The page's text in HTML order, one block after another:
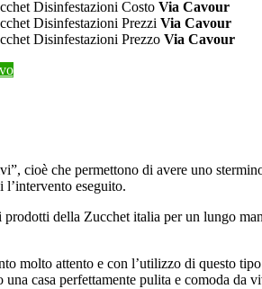
Disinfestazioni Costo Via Cavour
Disinfestazioni Prezzi Via Cavour
Disinfestazioni Prezzo Via Cavour
cioè che permettono di avere uno
eseguito.
della Zucchet italia per un lungo
molto attento e con l’utilizzo di questo
casa perfettamente pulita e comoda da